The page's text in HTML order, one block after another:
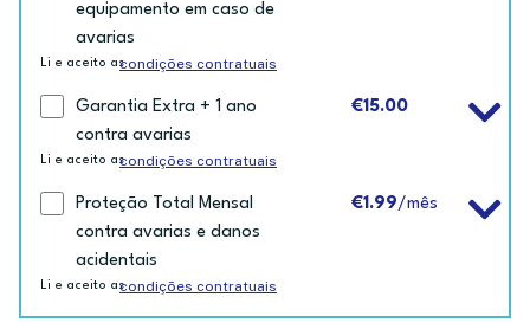
equipamento em caso de
avarias
Li e aceito ascondições contratuais
Garantia Extra + 1 ano
contra avarias
€15.00
Li e aceito ascondições contratuais
Proteção Total Mensal
contra avarias e danos
acidentais
€1.99/mês
Li e aceito ascondições contratuais